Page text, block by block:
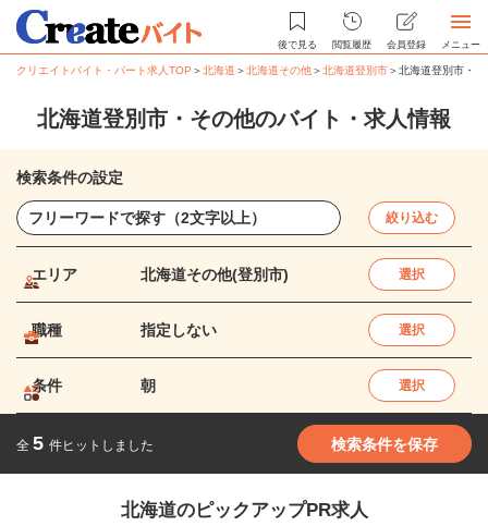
後で見る 閲覧履歴 会員登録 メニュー
クリエイトバイト・パート求人TOP ＞北海道 ＞北海道その他＞北海道登別市＞北海道登別市・
北海道登別市・その他のバイト・求人情報
検索条件の設定
絞り込む
エリア 北海道その他(登別市) 選択
職種 指定しない 選択
条件 朝 選択
全 5 件ヒットしました 検索条件を保存
北海道のピックアップPR求人